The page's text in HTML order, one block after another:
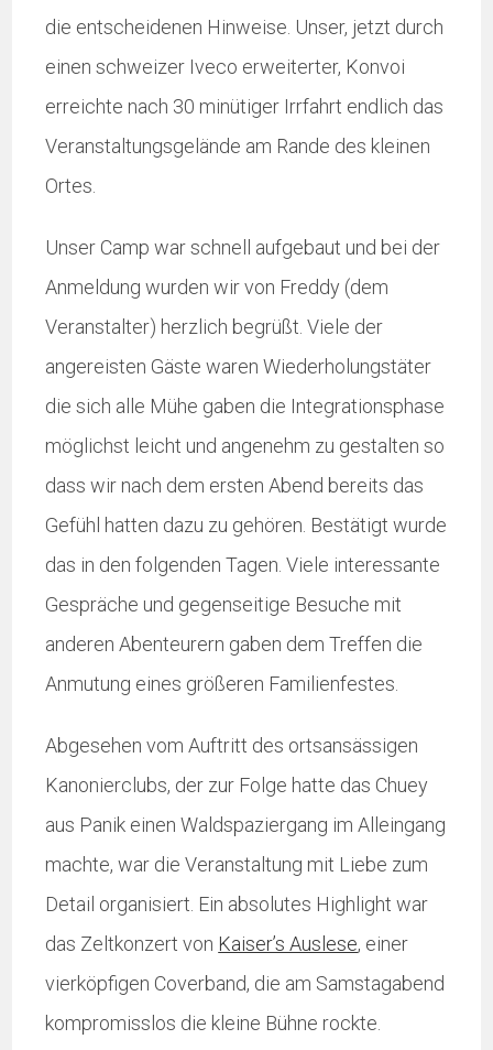
die entscheidenen Hinweise. Unser, jetzt durch
einen schweizer Iveco erweiterter, Konvoi
erreichte nach 30 minütiger Irrfahrt endlich das
Veranstaltungsgelände am Rande des kleinen
Ortes.
Unser Camp war schnell aufgebaut und bei der
Anmeldung wurden wir von Freddy (dem
Veranstalter) herzlich begrüßt. Viele der
angereisten Gäste waren Wiederholungstäter
die sich alle Mühe gaben die Integrationsphase
möglichst leicht und angenehm zu gestalten so
dass wir nach dem ersten Abend bereits das
Gefühl hatten dazu zu gehören. Bestätigt wurde
das in den folgenden Tagen. Viele interessante
Gespräche und gegenseitige Besuche mit
anderen Abenteurern gaben dem Treffen die
Anmutung eines größeren Familienfestes.
Abgesehen vom Auftritt des ortsansässigen
Kanonierclubs, der zur Folge hatte das Chuey
aus Panik einen Waldspaziergang im Alleingang
machte, war die Veranstaltung mit Liebe zum
Detail organisiert. Ein absolutes Highlight war
das Zeltkonzert von Kaiser’s Auslese, einer
vierköpfigen Coverband, die am Samstagabend
kompromisslos die kleine Bühne rockte.